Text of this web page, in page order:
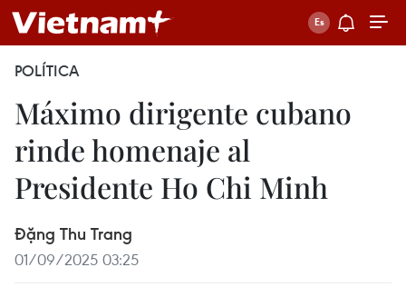
POLÍTICA
Máximo dirigente cubano
rinde homenaje al
Presidente Ho Chi Minh
Đặng Thu Trang
01/09/2025 03:25